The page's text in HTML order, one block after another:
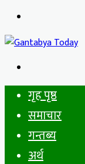
for
गृह पृष्ठ
समाचार
गन्तब्य
अर्थ